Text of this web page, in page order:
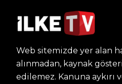
Web sitemizde yer alan
alınmadan, kaynak
edilemez. Kanuna aykırı